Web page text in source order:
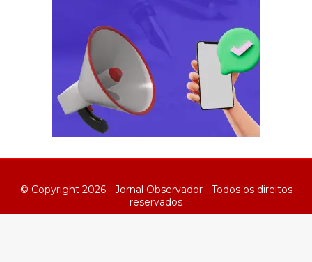
© Copyright 2026 - Jornal Observador - Todos os direitos
reservados